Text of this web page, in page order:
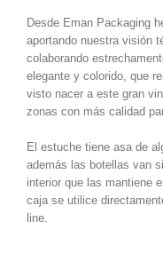
Desde Eman Packaging
aportando nuestra visión
colaborando
elegante y colorido, que
visto nacer a este gran
zonas con más calidad
El estuche tiene asa de
además las botellas van
interior que las mantiene
caja se utilice
line.